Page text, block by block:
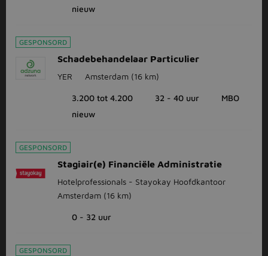
nieuw
GESPONSORD
Schadebehandelaar Particulier
YER Amsterdam (16 km)
3.200 tot 4.200 32 - 40 uur
MBO
nieuw
GESPONSORD
Stagiair(e) Financiële Administratie
Hotelprofessionals - Stayokay Hoofdkantoor
Amsterdam (16 km)
0 - 32 uur
GESPONSORD